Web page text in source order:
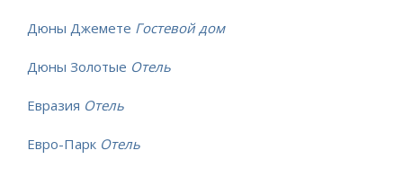
Дюны Джемете Гостевой дом
Дюны Золотые Отель
Евразия Отель
Евро-Парк Отель